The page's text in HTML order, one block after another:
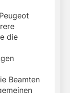
die
Beamten